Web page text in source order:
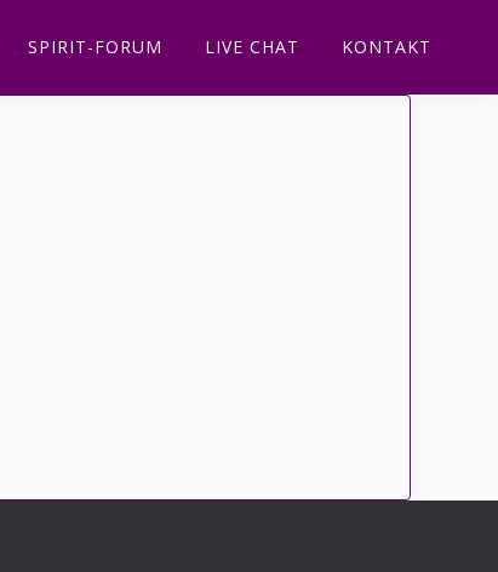
SPIRIT-FORUM LIVE CHAT KONTAKT